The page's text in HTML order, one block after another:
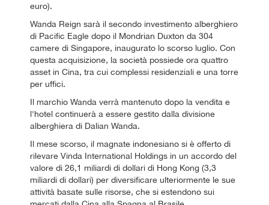
euro).
Wanda Reign sarà il secondo investimento alberghiero
di Pacific Eagle dopo il Mondrian Duxton da 304
camere di Singapore, inaugurato lo scorso luglio. Con
questa acquisizione, la società possiede ora quattro
asset in Cina, tra cui complessi residenziali e una torre
per uffici.
Il marchio Wanda verrà mantenuto dopo la vendita e
l'hotel continuerà a essere gestito dalla divisione
alberghiera di Dalian Wanda.
Il mese scorso, il magnate indonesiano si è offerto di
rilevare Vinda International Holdings in un accordo del
valore di 26,1 miliardi di dollari di Hong Kong (3,3
miliardi di dollari) per diversificare ulteriormente le sue
attività basate sulle risorse, che si estendono sui